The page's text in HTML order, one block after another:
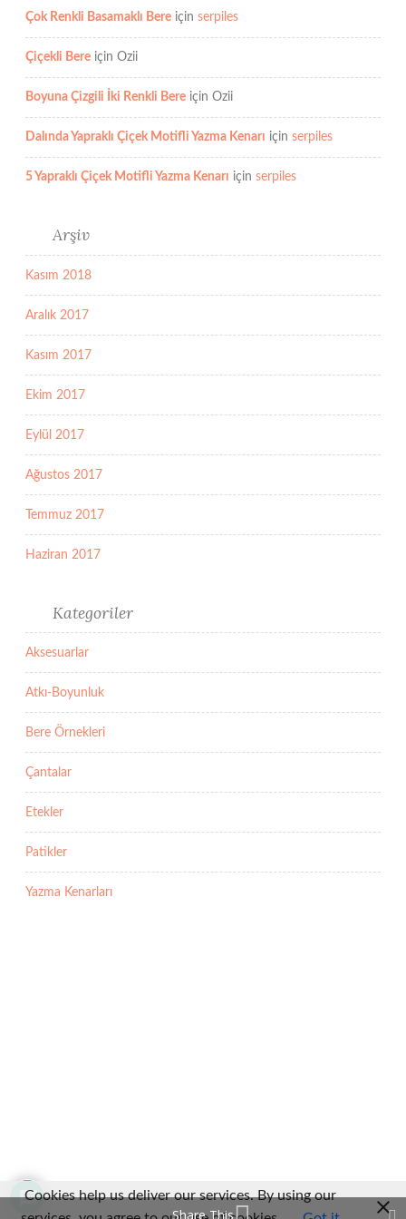
Çok Renkli Basamaklı Bere için serpiles
Çiçekli Bere için Ozii
Boyuna Çizgili İki Renkli Bere için Ozii
Dalında Yapraklı Çiçek Motifli Yazma Kenarı için serpiles
5 Yapraklı Çiçek Motifli Yazma Kenarı için serpiles
Arşiv
Kasım 2018
Aralık 2017
Kasım 2017
Ekim 2017
Eylül 2017
Ağustos 2017
Temmuz 2017
Haziran 2017
Kategoriler
Aksesuarlar
Atkı-Boyunluk
Bere Örnekleri
Çantalar
Etekler
Patikler
Yazma Kenarları
Share This
Cookies help us deliver our services. By using our